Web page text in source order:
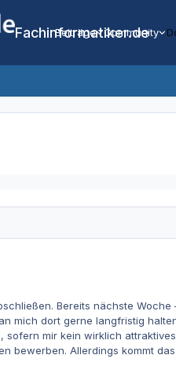
Fachinformatiker.de
Beiträge Community
Bereits nächste
mich dort gerne langfristig
mir kein wirklich
bewerben. Allerdings kommt